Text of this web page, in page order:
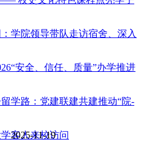
学院领导带队走访宿舍、深入
安全、信任、质量”办学推进
学路：党建联建共建推动“院-
客人来校访问
2025-11-19